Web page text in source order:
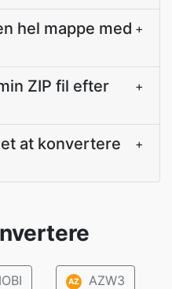
hel mappe med +
ZIP fil efter
+
at konvertere
+
AZ AZW3